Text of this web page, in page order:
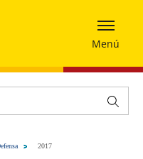
Menú
2017